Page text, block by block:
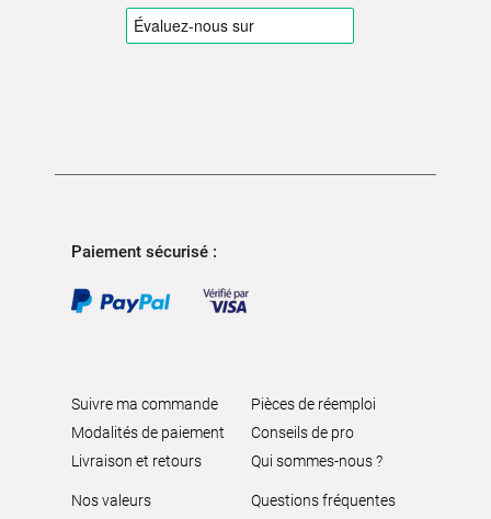
Paiement sécurisé :
Suivre ma commande
Modalités de paiement
Livraison et retours
Pièces de réemploi
Conseils de pro
Qui sommes-nous ?
Nos valeurs
Questions fréquentes